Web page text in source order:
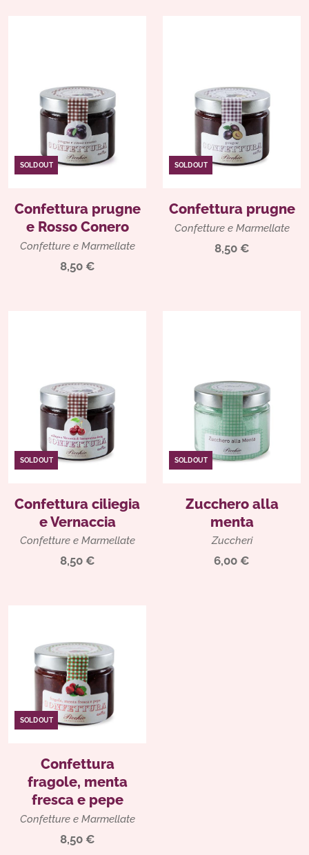
SOLD OUT
Confettura prugne
e Rosso Conero
Confetture e Marmellate
8,50 €
SOLD OUT
Confettura prugne
Confetture e Marmellate
8,50 €
SOLD OUT
Confettura ciliegia
e Vernaccia
Confetture e Marmellate
8,50 €
SOLD OUT
Zucchero alla
menta
Zuccheri
6,00 €
SOLD OUT
Confettura
fragole, menta
fresca e pepe
Confetture e Marmellate
8,50 €